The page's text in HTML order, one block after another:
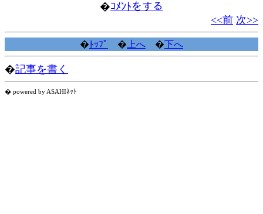
�ｺﾒﾝﾄをする
<<前 次>>
� ﾄｯﾌﾟ � 上へ �下へ
�記事を書く
� powered by ASAHIﾈｯﾄ